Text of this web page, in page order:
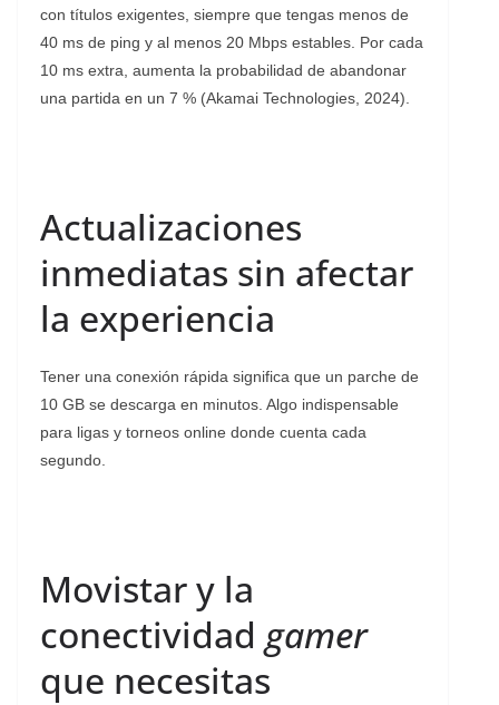
con títulos exigentes, siempre que tengas menos de
40 ms de ping y al menos 20 Mbps estables. Por cada
10 ms extra, aumenta la probabilidad de abandonar
una partida en un 7 % (Akamai Technologies, 2024).
Actualizaciones
inmediatas sin afectar
la experiencia
Tener una conexión rápida significa que un parche de
10 GB se descarga en minutos. Algo indispensable
para ligas y torneos online donde cuenta cada
segundo.
Movistar y la
conectividad gamer
que necesitas